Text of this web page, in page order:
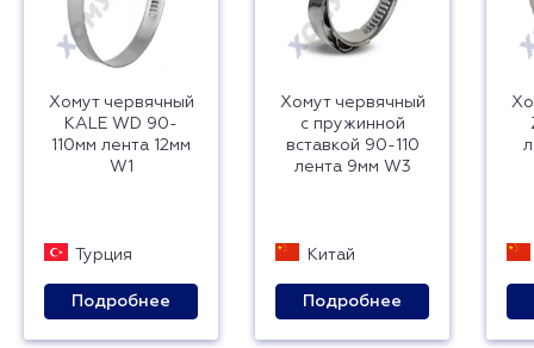
Хомут червячный
KALE WD 90-
110мм лента 12мм
W1
Турция
Подробнее
Хомут червячный
с пружинной
вставкой 90-110
лента 9мм W3
Китай
Подробнее